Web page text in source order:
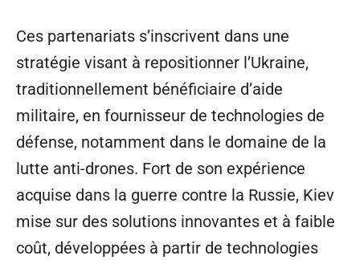
Ces partenariats s’inscrivent dans une
stratégie visant à repositionner l’Ukraine,
traditionnellement bénéficiaire d’aide
militaire, en fournisseur de technologies de
défense, notamment dans le domaine de la
lutte anti-drones. Fort de son expérience
acquise dans la guerre contre la Russie, Kiev
mise sur des solutions innovantes et à faible
coût, développées à partir de technologies